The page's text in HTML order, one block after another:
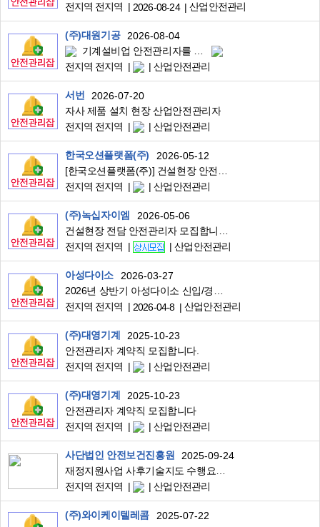
전지역 전지역
2026-08-24 산업안전관리
(주)대원기공
2026-08-04
기계설비업 안전관리자를 모집합니다.
전지역 전지역
산업안전관리
서번
2026-07-20
자사 제품 설치 현장 산업안전관리자
전지역 전지역
산업안전관리
한국오션플랫폼(주)
2026-05-12
전지역 전지역
산업안전관리
(주)녹십자이엠
2026-05-06
전지역 전지역
산업안전관리
아성다이소
2026-03-27
전지역 전지역
2026-04-8 산업안전관리
(주)대영기계
2025-10-23
안전관리자 계약직 모집합니다.
전지역 전지역
산업안전관리
(주)대영기계
2025-10-23
안전관리자 계약직 모집합니다
전지역 전지역
산업안전관리
사단법인 안전보건진흥원
2025-09-24
전지역 전지역
산업안전관리
(주)와이케이텔레콤
2025-07-22